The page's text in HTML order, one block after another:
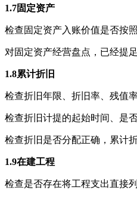
1.7固定资产
检查固定资产入账价值是否按
对固定资产经营盘点，已经提
1.8累计折旧
检查折旧年限、折旧率、残值
检查折旧计提的起始时间、是
检查折旧是否分配正确，累计
1.9在建工程
检查是否存在将工程支出直接